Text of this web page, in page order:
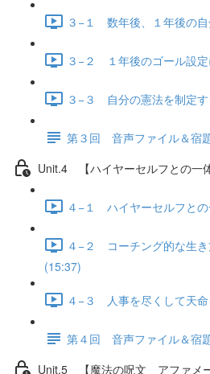
３−１ 数年後、１年後の
３−２ １年後のゴール設
３−３ 自分の憲法を制定
第３回 音声ファイル＆宿
Unit.4 【ハイヤーセルフとの一
４−１ ハイヤーセルフと
４−２ コーチング的な生き
(15:37)
４−３ 人事を尽くして天
第４回 音声ファイル＆宿
Unit.5 【魔法の呪文 アファメー